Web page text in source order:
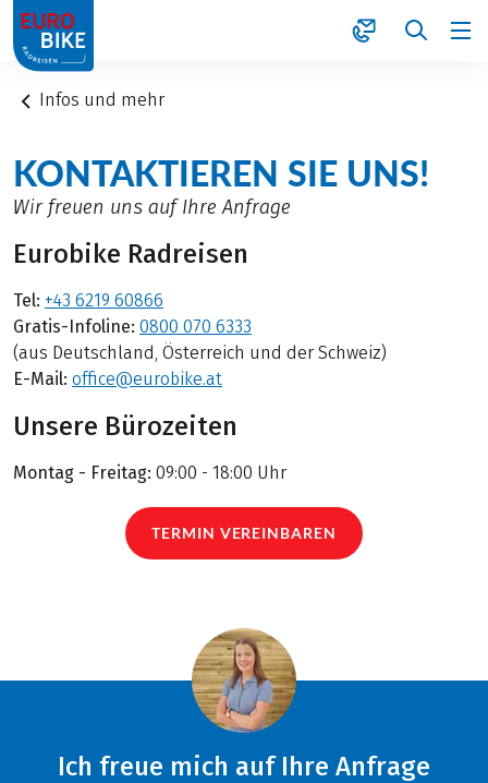
1
Infos und mehr
KONTAKTIEREN SIE UNS!
Wir freuen uns auf Ihre Anfrage
Eurobike Radreisen
Tel: +43 6219 60866
Gratis-Infoline: 0800 070 6333
(aus Deutschland, Österreich und der Schweiz)
E-Mail: office@eurobike.at
Unsere Bürozeiten
Montag - Freitag: 09:00 - 18:00 Uhr
TERMIN VEREINBAREN
Ich freue mich auf Ihre Anfrage